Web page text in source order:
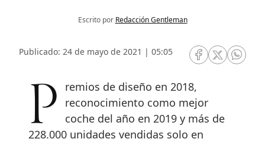
Escrito por Redacción Gentleman
Publicado: 24 de mayo de 2021 | 05:05
RRSS Facebook
RRSSRRSS
Premios de diseño en 2018,
reconocimiento como mejor
coche del año en 2019 y más de
228.000 unidades vendidas solo en